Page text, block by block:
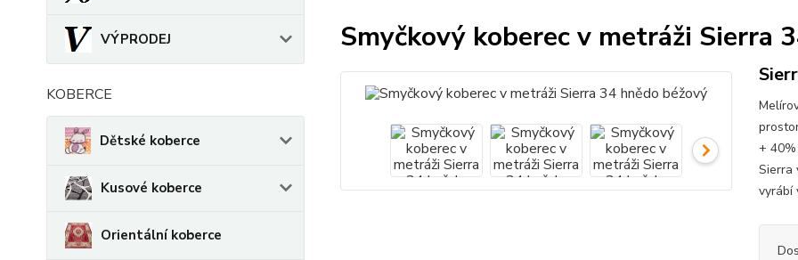
VÝPRODEJ
KOBERCE
Dětské koberce
Kusové koberce
Orientální koberce
Smyčkový koberec v metráži Sierra
+
Sierra
vyrábí